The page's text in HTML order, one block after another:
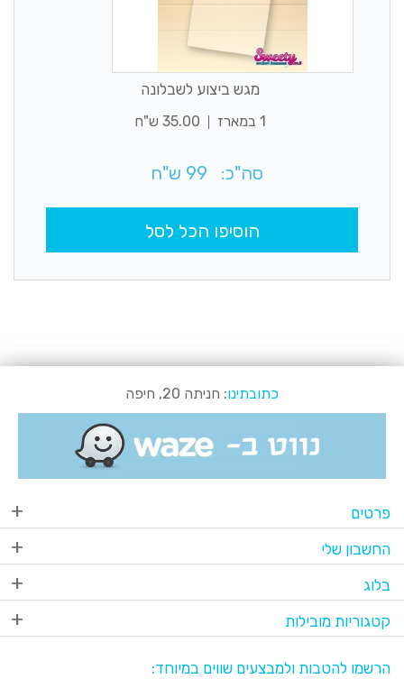
מגש ביצוע לשבלונה
1 במארז 35.00 ש"ח
סה"כ: 99 ש"ח
הוסיפו הכל לסל
כתובתינו: חניתה 20, חיפה
פרטים
החשבון שלי
בלוג
קטגוריות מובילות
הרשמו להטבות ולמבצעים שווים במיוחד: